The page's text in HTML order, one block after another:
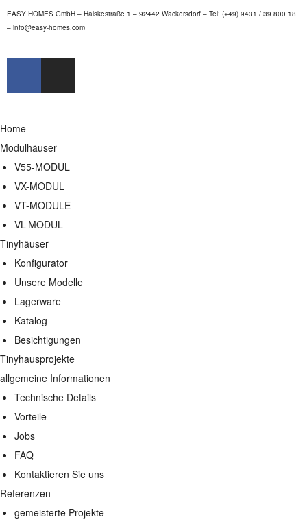
EASY HOMES GmbH – Halskestraße 1 – 92442 Wackersdorf – Tel: (+49) 9431 / 39 800 18
– info@easy-homes.com
Home
Modulhäuser
V55-MODUL
VX-MODUL
VT-MODULE
VL-MODUL
Tinyhäuser
Konfigurator
Unsere Modelle
Lagerware
Katalog
Besichtigungen
Tinyhausprojekte
allgemeine Informationen
Technische Details
Vorteile
Jobs
FAQ
Kontaktieren Sie uns
Referenzen
gemeisterte Projekte